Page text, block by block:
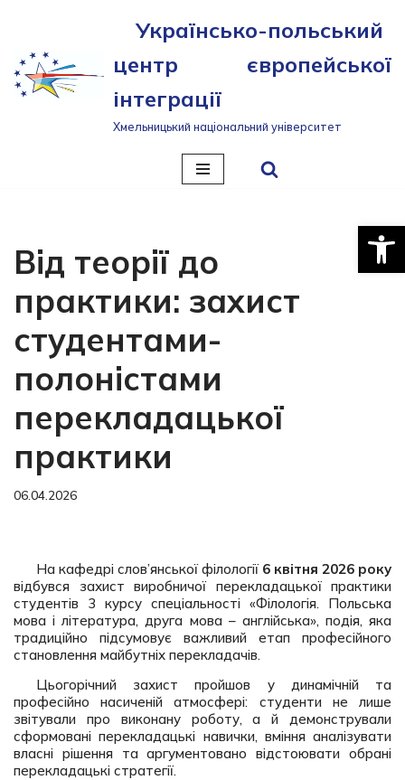
Перейти
до
вмісту
Українсько-польський
центр європейської
інтеграції
Хмельницький національний університет
Від теорії до
практики: захист
студентами-
полоністами
перекладацької
практики
06.04.2026
На кафедрі слов’янської філології 6 квітня 2026 року
відбувся захист виробничої перекладацької практики
студентів 3 курсу спеціальності «Філологія. Польська
мова і література, друга мова – англійська», подія, яка
традиційно підсумовує важливий етап професійного
становлення майбутніх перекладачів.
Цьогорічний захист пройшов у динамічній та
професійно насиченій атмосфері: студенти не лише
звітували про виконану роботу, а й демонстрували
сформовані перекладацькі навички, вміння аналізувати
власні рішення та аргументовано відстоювати обрані
перекладацькі стратегії.